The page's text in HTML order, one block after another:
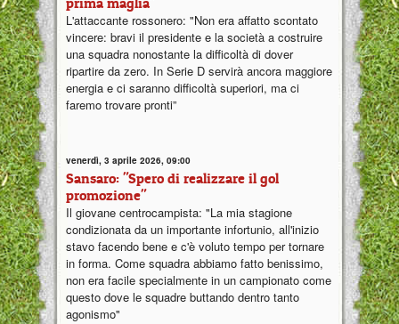
L'attaccante rossonero: "Non era affatto scontato
vincere: bravi il presidente e la società a costruire
una squadra nonostante la difficoltà di dover
ripartire da zero. In Serie D servirà ancora maggiore
energia e ci saranno difficoltà superiori, ma ci
faremo trovare pronti”
venerdì, 3 aprile 2026, 09:00
Sansaro: "Spero di realizzare il gol
promozione"
Il giovane centrocampista: "La mia stagione
condizionata da un importante infortunio, all'inizio
stavo facendo bene e c'è voluto tempo per tornare
in forma. Come squadra abbiamo fatto benissimo,
non era facile specialmente in un campionato come
questo dove le squadre buttando dentro tanto
agonismo"